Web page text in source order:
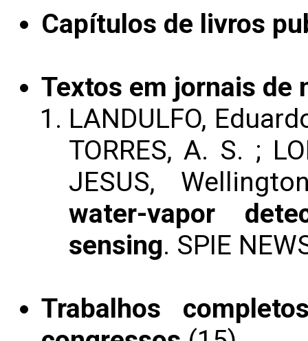
Capítulos de livros
Textos em jornais
LANDULFO,
TORRES, A. S. ;
JESUS,
water-vapor
sensing. SPIE
Trabalhos